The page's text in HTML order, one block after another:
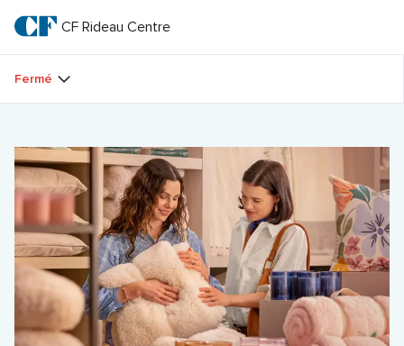
texte
principal
CF
Rideau
CF Rideau Centre
Fermé